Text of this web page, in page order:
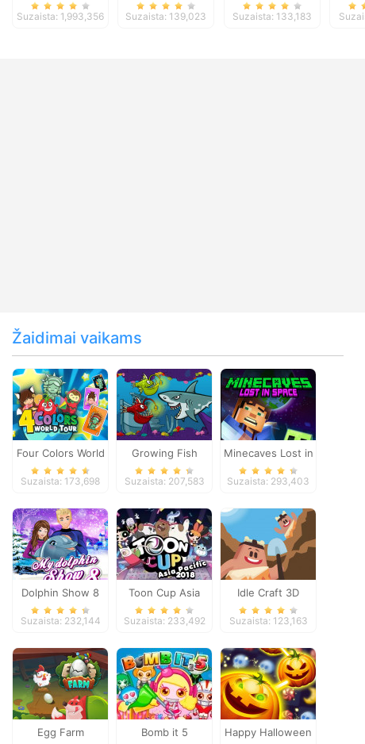
Mystic Sea
Suzaista: 1,993,356
Business
Suzaista: 139,023 Suzaista: 133,183
Žaidimai vaikams
Four Colors World
Tour
Suzaista: 173,698
Growing Fish
Suzaista: 207,583
Minecaves Lost in
Space
Suzaista: 293,403
Dolphin Show 8
Suzaista: 232,144
Toon Cup Asia
Pacific 2018
Suzaista: 233,492
Idle Craft 3D
Suzaista: 123,163
Egg Farm Bomb it 5 Happy Halloween